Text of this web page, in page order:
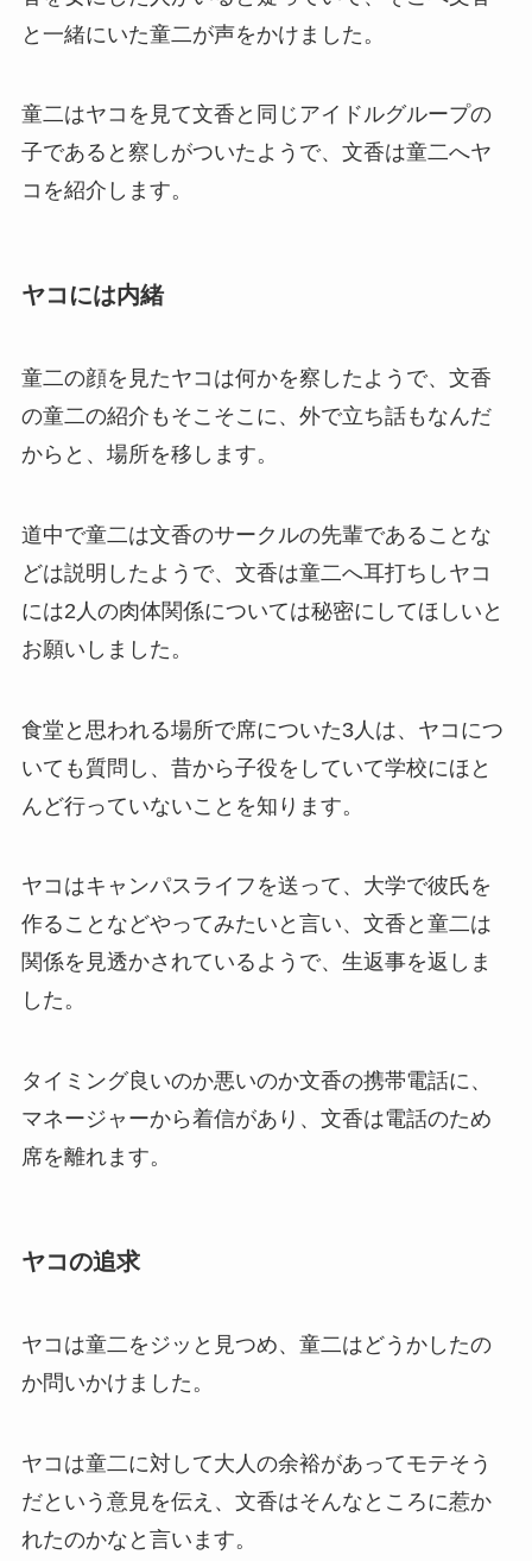
と一緒にいた童二が声をかけました。
童二はヤコを見て文香と同じアイドルグループの
子であると察しがついたようで、文香は童二へヤ
コを紹介します。
ヤコには内緒
童二の顔を見たヤコは何かを察したようで、文香
の童二の紹介もそこそこに、外で立ち話もなんだ
からと、場所を移します。
道中で童二は文香のサークルの先輩であることな
どは説明したようで、文香は童二へ耳打ちしヤコ
には2人の肉体関係については秘密にしてほしいと
お願いしました。
食堂と思われる場所で席についた3人は、ヤコにつ
いても質問し、昔から子役をしていて学校にほと
んど行っていないことを知ります。
ヤコはキャンパスライフを送って、大学で彼氏を
作ることなどやってみたいと言い、文香と童二は
関係を見透かされているようで、生返事を返しま
した。
タイミング良いのか悪いのか文香の携帯電話に、
マネージャーから着信があり、文香は電話のため
席を離れます。
ヤコの追求
ヤコは童二をジッと見つめ、童二はどうかしたの
か問いかけました。
ヤコは童二に対して大人の余裕があってモテそう
だという意見を伝え、文香はそんなところに惹か
れたのかなと言います。